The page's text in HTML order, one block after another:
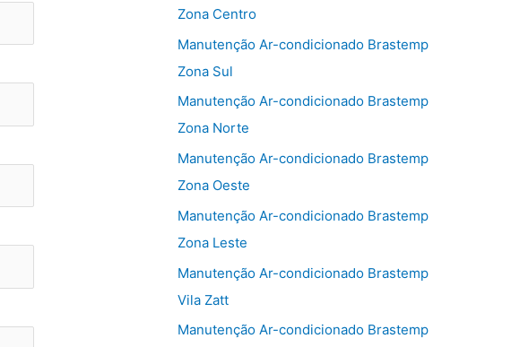
Zona Centro
Manutenção Ar-condicionado Brastemp
Zona Sul
Manutenção Ar-condicionado Brastemp
Zona Norte
Manutenção Ar-condicionado Brastemp
Zona Oeste
Manutenção Ar-condicionado Brastemp
Zona Leste
Manutenção Ar-condicionado Brastemp
Vila Zatt
Manutenção Ar-condicionado Brastemp